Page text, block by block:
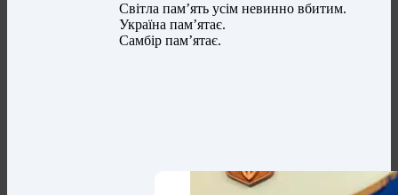
Світла пам’ять усім невинно вбитим.
Україна пам’ятає.
Самбір пам’ятає.